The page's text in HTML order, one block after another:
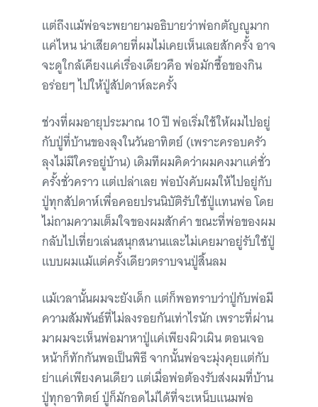
แต่ถึงแม้พ่อจะพยายามอธิบายว่าพ่อกตัญญูมาก
แค่ไหน น่าเสียดายที่ผมไม่เคยเห็นเลยสักครั้ง อาจ
จะดูใกล้เคียงแค่เรื่องเดียวคือ พ่อมักซื้อของกิน
อร่อยๆ ไปให้ปู่สัปดาห์ละครั้ง
ช่วงที่ผมอายุประมาณ 10 ปี พ่อเริ่มใช้ให้ผมไปอยู่
กับปู่ที่บ้านของลุงในวันอาทิตย์ (เพราะครอบครัว
ลุงไม่มีใครอยู่บ้าน) เดิมทีผมคิดว่าผมคงมาแค่ชั่ว
ครั้งชั่วคราว แต่เปล่าเลย พ่อบังคับผมให้ไปอยู่กับ
ปู่ทุกสัปดาห์เพื่อคอยปรนนิบัติรับใช้ปู่แทนพ่อ โดย
ไม่ถามความเต็มใจของผมสักคำ ขณะที่พ่อของผม
กลับไปเที่ยวเล่นสนุกสนานและไม่เคยมาอยู่รับใช้ปู่
แบบผมแม้แต่ครั้งเดียวตราบจนปู่สิ้นลม
แม้เวลานั้นผมจะยังเด็ก แต่ก็พอทราบว่าปู่กับพ่อมี
ความสัมพันธ์ที่ไม่ลงรอยกันเท่าไรนัก เพราะที่ผ่าน
มาผมจะเห็นพ่อมาหาปู่แค่เพียงผิวเผิน ตอนเจอ
หน้าก็ทักกันพอเป็นพิธี จากนั้นพ่อจะมุ่งคุยแต่กับ
ย่าแค่เพียงคนเดียว แต่เมื่อพ่อต้องรับส่งผมที่บ้าน
ปู่ทุกอาทิตย์ ปู่ก็มักอดไม่ได้ที่จะเหน็บแนมพ่อ